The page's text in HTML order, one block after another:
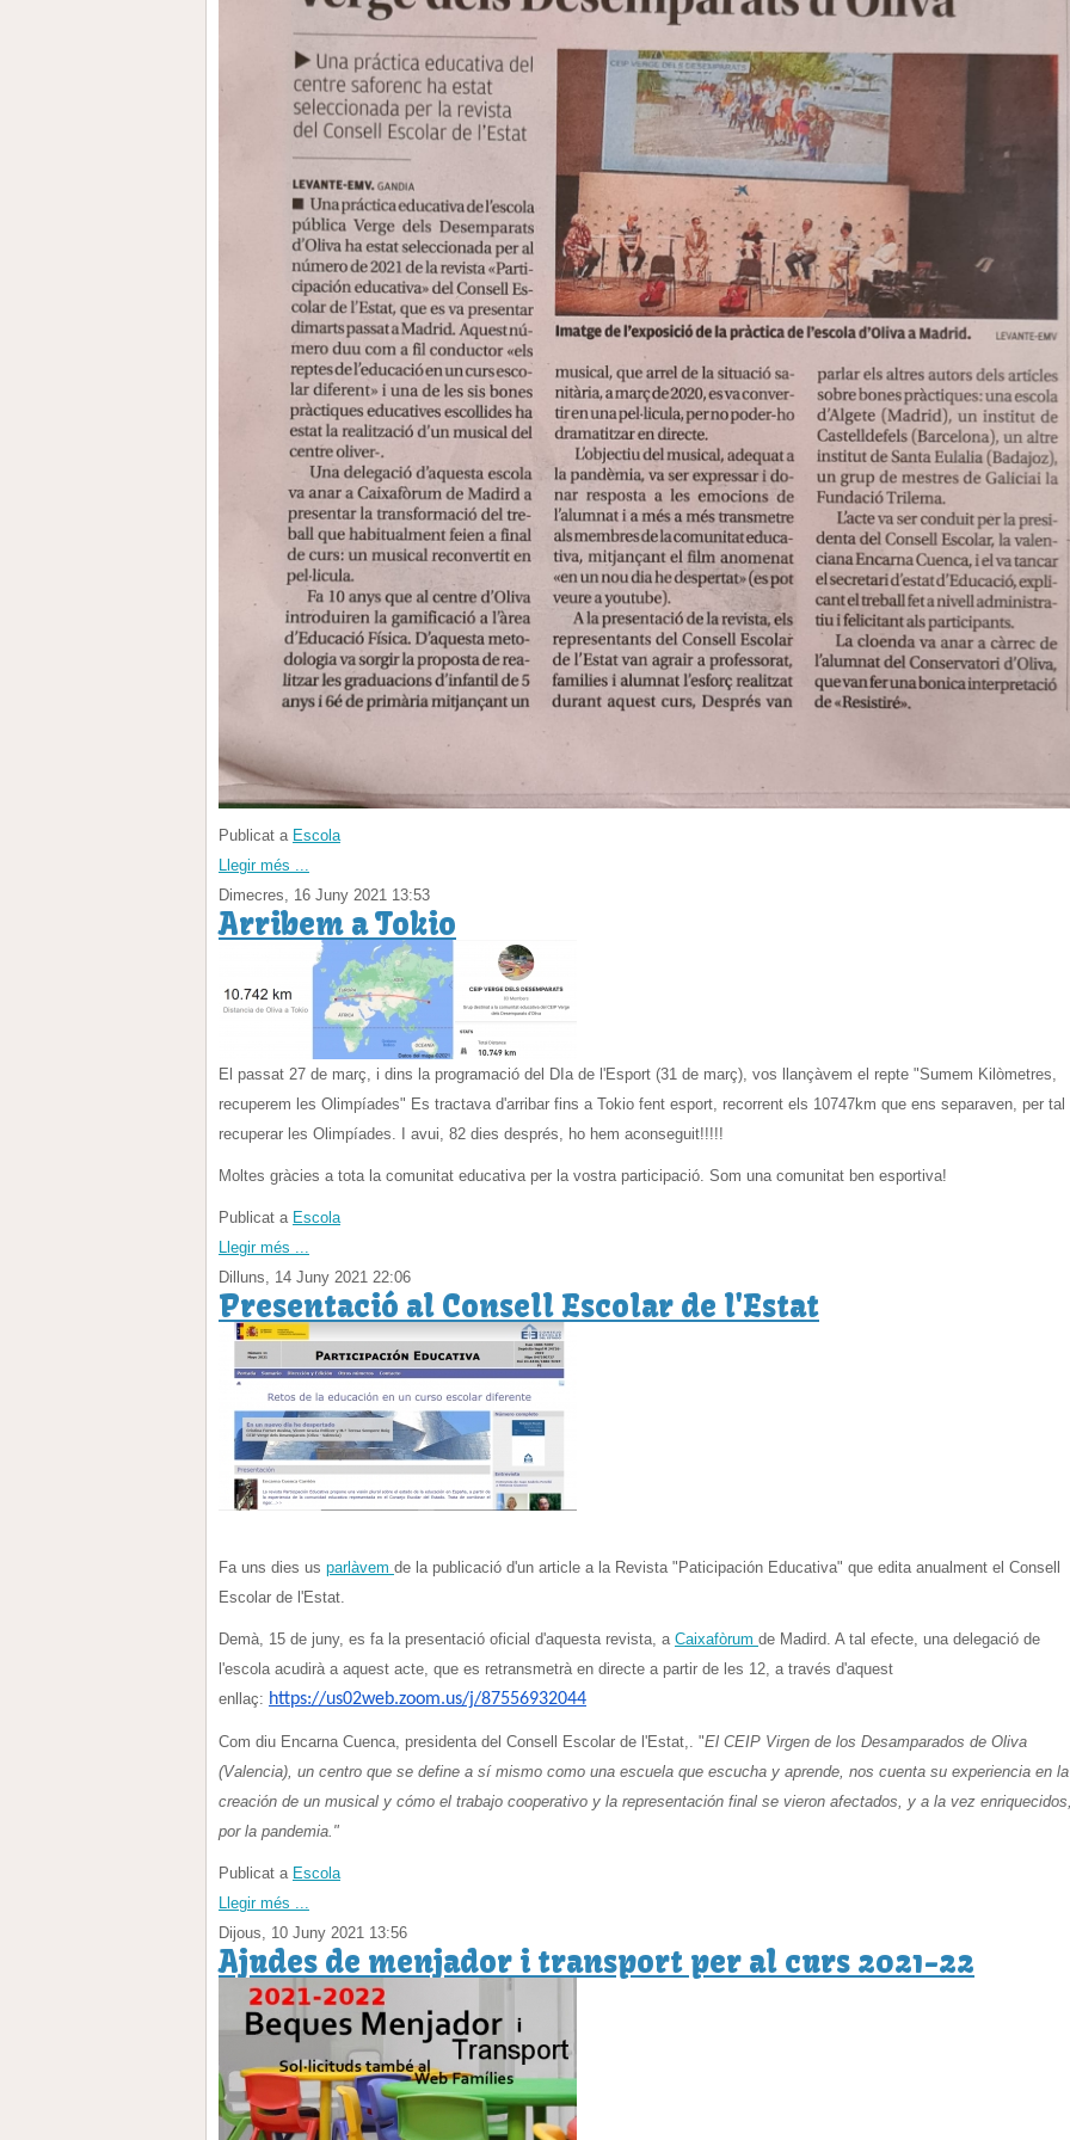
Publicat a Escola
Llegir més ...
Dimecres, 16 Juny 2021 13:53
Arribem a Tokio
El passat 27 de març, i dins la programació del DIa de l'Esport (31 de març), vos llançàvem el repte "Sumem Kilòmetres,
recuperem les Olimpíades" Es tractava d'arribar fins a Tokio fent esport, recorrent els 10747km que ens separaven, per tal
recuperar les Olimpíades. I avui, 82 dies després, ho hem aconseguit!!!!!
Moltes gràcies a tota la comunitat educativa per la vostra participació. Som una comunitat ben esportiva!
Publicat a Escola
Llegir més ...
Dilluns, 14 Juny 2021 22:06
Presentació al Consell Escolar de l'Estat
Fa uns dies us parlàvem de la publicació d'un article a la Revista "Paticipación Educativa" que edita anualment el Consell
Escolar de l'Estat.
Demà, 15 de juny, es fa la presentació oficial d'aquesta revista, a Caixafòrum de Madird. A tal efecte, una delegació de
l'escola acudirà a aquest acte, que es retransmetrà en directe a partir de les 12, a través d'aquest
enllaç: https://us02web.zoom.us/j/87556932044
Com diu Encarna Cuenca, presidenta del Consell Escolar de l'Estat,. "El CEIP Virgen de los Desamparados de Oliva
(Valencia), un centro que se define a sí mismo como una escuela que escucha y aprende, nos cuenta su experiencia en la
creación de un musical y cómo el trabajo cooperativo y la representación final se vieron afectados, y a la vez
por la pandemia."
Publicat a Escola
Llegir més ...
Dijous, 10 Juny 2021 13:56
Ajudes de menjador i transport per al curs 2021-22